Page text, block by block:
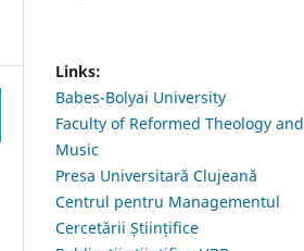
Links:
Babes-Bolyai University
Faculty of Reformed Theology and
Music
Presa Universitară Clujeană
Centrul pentru Managementul
Cercetării Științifice